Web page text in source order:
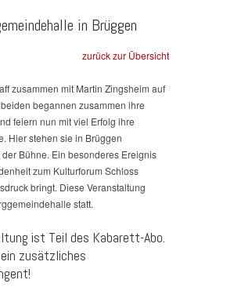
in Brüggen
zurück zur Übersicht
zusammen mit Martin Zingsheim auf
begannen zusammen ihre
feiern nun mit viel Erfolg ihre
Hier stehen sie in Brüggen
Bühne. Ein besonderes Ereignis
zum Kulturforum Schloss
bringt. Diese Veranstaltung
statt.
ist Teil des Kabarett-Abo.
zusätzliches